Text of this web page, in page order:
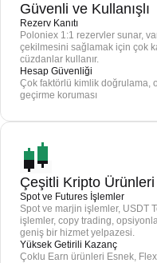
Güvenli ve Kullanışlı
Rezerv Kanıtı
Poloniex 1:1 rezervler sunar,
çekilmesini sağlamak için çok
cüzdanlar kullanır.
Hesap Güvenliği
Çok faktörlü kimlik doğrulama,
geçirme koruması
Çeşitli Kripto Ürünleri
Spot ve Futures İşlemler
Spot ve marjin işlemler, USDT
işlemler, copy trading,
geniş bir hizmet yelpazesi.
Yüksek Getirili Kazanç
Çoklu Earn ürünleri Esnek,